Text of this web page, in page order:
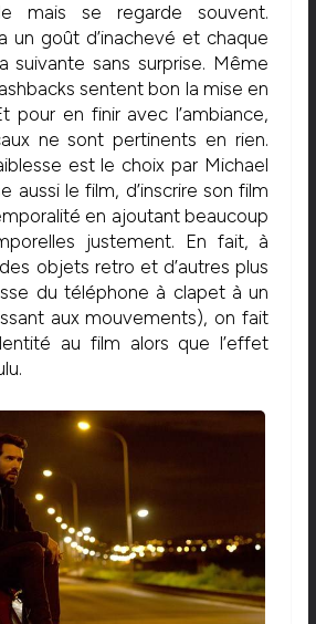
mais se regarde souvent.
un goût d’inachevé et chaque
suivante sans surprise. Même
sentent bon la mise en
pour en finir avec l’ambiance,
ne sont pertinents en rien.
est le choix par Michael
aussi le film, d’inscrire son film
en ajoutant beaucoup
justement. En fait, à
objets retro et d’autres plus
du téléphone à clapet à un
aux mouvements), on fait
au film alors que l’effet